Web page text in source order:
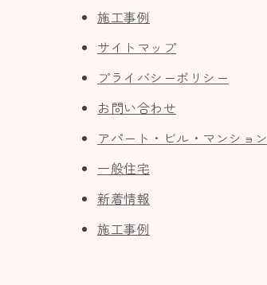
施工事例
サイトマップ
プライバシーポリシー
お問い合わせ
アパート・ビル・マンション
一般住宅
新着情報
施工事例